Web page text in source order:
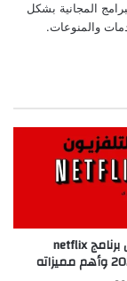
المجانية بشكل
والمنوعات.
طريقة تحميل برنامج netflix